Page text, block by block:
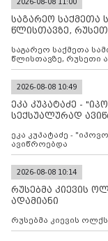
2026-08-08 11:00
საგარეო საქმეთა
წლისთავზე,
საგარეო საქმეთა
წლისთავზე, რუსეთი
დადებულ 2008 წლის
კონტროლს
მილიტარიზაციის
ფაქტობრივი
2026-08-08 10:49
ეკა კუპატაძე -
სექსუალურად
ეკა კუპატაძე -
ავიწროებდა
2026-08-08 10:14
რუსებმა კიევის
ადამიანი
რუსებმა კიევის